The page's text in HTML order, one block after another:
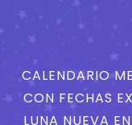
CALENDARIO
CON FECHAS
LUNA NUEVA